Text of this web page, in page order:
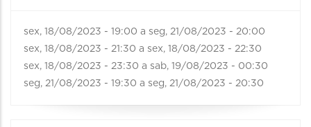
sex, 18/08/2023 - 19:00 a seg, 21/08/2023 - 20:00
sex, 18/08/2023 - 21:30 a sex, 18/08/2023 - 22:30
sex, 18/08/2023 - 23:30 a sab, 19/08/2023 - 00:30
seg, 21/08/2023 - 19:30 a seg, 21/08/2023 - 20:30